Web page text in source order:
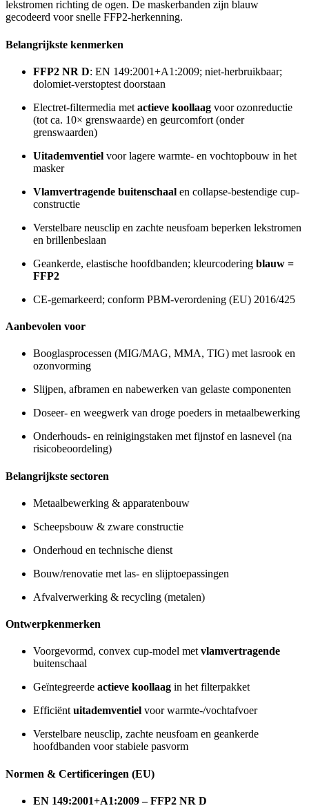
lekstromen richting de ogen. De maskerbanden zijn blauw
gecodeerd voor snelle FFP2-herkenning.
Belangrijkste kenmerken
FFP2 NR D: EN 149:2001+A1:2009; niet-herbruikbaar;
dolomiet-verstoptest doorstaan
Electret-filtermedia met actieve koollaag voor ozonreductie
(tot ca. 10× grenswaarde) en geurcomfort (onder
grenswaarden)
Uitademventiel voor lagere warmte- en vochtopbouw in het
masker
Vlamvertragende buitenschaal en collapse-bestendige cup-
constructie
Verstelbare neusclip en zachte neusfoam beperken lekstromen
en brillenbeslaan
Geankerde, elastische hoofdbanden; kleurcodering blauw =
FFP2
CE-gemarkeerd; conform PBM-verordening (EU) 2016/425
Aanbevolen voor
Booglasprocessen (MIG/MAG, MMA, TIG) met lasrook en
ozonvorming
Slijpen, afbramen en nabewerken van gelaste componenten
Doseer- en weegwerk van droge poeders in metaalbewerking
Onderhouds- en reinigingstaken met fijnstof en lasnevel (na
risicobeoordeling)
Belangrijkste sectoren
Metaalbewerking & apparatenbouw
Scheepsbouw & zware constructie
Onderhoud en technische dienst
Bouw/renovatie met las- en slijptoepassingen
Afvalverwerking & recycling (metalen)
Ontwerpkenmerken
Voorgevormd, convex cup-model metvlamvertragende
buitenschaal
Geïntegreerde actieve koollaag in het filterpakket
Efficiëntuitademventiel voor warmte-/vochtafvoer
Verstelbare neusclip, zachte neusfoam en geankerde
hoofdbanden voor stabiele pasvorm
Normen & Certificeringen (EU)
EN 149:2001+A1:2009 – FFP2 NR D